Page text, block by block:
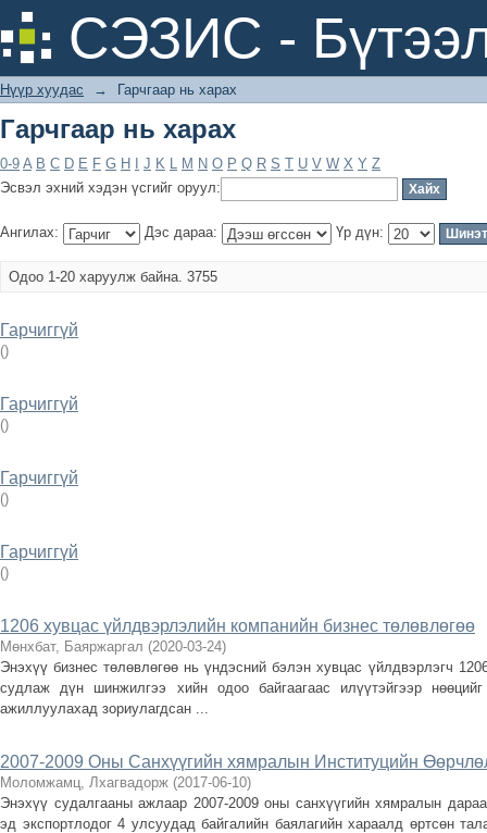
СЭЗИС -
Гарчгаар нь харах
Нүүр хуудас → Гарчгаар нь харах
Гарчгаар нь харах
0-9 A B C D E F G H J K L M N O P Q R S T U V W X Y Z
Эсвэл эхний хэдэн үсгийг оруул:
Ангилах: Дэс дараа: Үр дүн:
Одоо 1-20 харуулж байна. 3755
Гарчиггүй
()
Гарчиггүй
()
Гарчиггүй
()
Гарчиггүй
()
1206 хувцас үйлдвэрлэлийн компанийн бизнес төлөвлөгөө
Мөнхбат, Баяржаргал (2020-03-24)
Энэхүү бизнес төлөвлөгөө нь үндэсний бэлэн хувцас үйлдвэрлэгч
судлаж дүн шинжилгээ хийн одоо байгаагаас илүүтэйгээр
ажиллуулахад зориулагдсан ...
2007-2009 Оны Санхүүгийн хямралын Институцийн
Моломжамц, Лхагвадорж (2017-06-10)
Энэхүү судалгааны ажлаар 2007-2009 оны санхүүгийн хямралын
эд экспортлодог 4 улсуудад байгалийн баялагийн хараалд өртсөн